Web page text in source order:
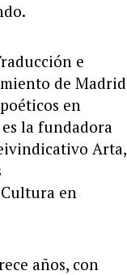
e
de Madrid
en
la fundadora
Arta,
en
años, con